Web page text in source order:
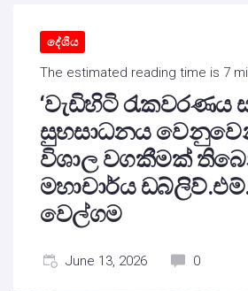
දේශීය
The estimated reading time is 7
‘වැඩිහිටි රැකවරණය
සුභසාධනය
විශාල වගකීමක්
මහාචාර්ය
වෙල්ගම
June 13, 2026 0